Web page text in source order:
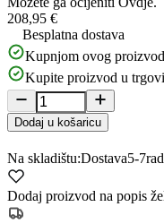
208,95 €
Besplatna dostava
Kupnjom ovog
Kupite proizvod u
Dodaj u košaricu
Na skladištu:Dostava5-7
Dodaj proizvod na popis